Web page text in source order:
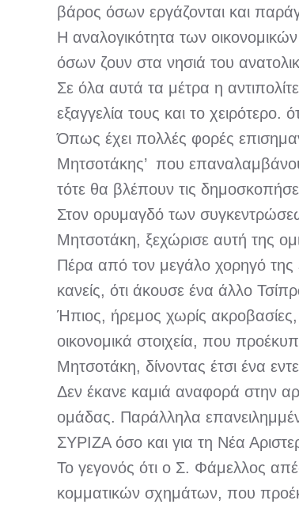
βάρος όσων εργάζονται και
Η αναλογικότητα των
όσων ζουν στα νησιά του
Σε όλα αυτά τα μέτρα η
εξαγγελία τους και το χειρότερο.
Όπως έχει πολλές φορές
Μητσοτάκης’ που
τότε θα βλέπουν τις
Στον ορυμαγδό των
Μητσοτάκη, ξεχώρισε αυτή της
Πέρα από τον μεγάλο χορηγό
κανείς, ότι άκουσε ένα άλλο
Ήπιος, ήρεμος χωρίς
οικονομικά στοιχεία, που
Μητσοτάκη, δίνοντας έτσι ένα
Δεν έκανε καμιά αναφορά στην
ομάδας. Παράλληλα
ΣΥΡΙΖΑ όσο και για τη Νέα
Το γεγονός ότι ο Σ. Φάμελλος
κομματικών σχημάτων, που